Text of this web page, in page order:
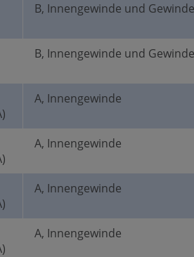
B, Innengewinde und
B, Innengewinde und
A, Innengewinde
A, Innengewinde
A, Innengewinde
A, Innengewinde